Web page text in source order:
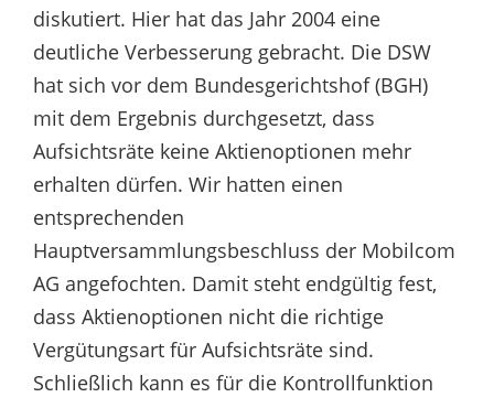
diskutiert. Hier hat das Jahr 2004 eine
deutliche Verbesserung gebracht. Die DSW
hat sich vor dem Bundesgerichtshof (BGH)
mit dem Ergebnis durchgesetzt, dass
Aufsichtsräte keine Aktienoptionen mehr
erhalten dürfen. Wir hatten einen
entsprechenden
Hauptversammlungsbeschluss der Mobilcom
AG angefochten. Damit steht endgültig fest,
dass Aktienoptionen nicht die richtige
Vergütungsart für Aufsichtsräte sind.
Schließlich kann es für die Kontrollfunktion